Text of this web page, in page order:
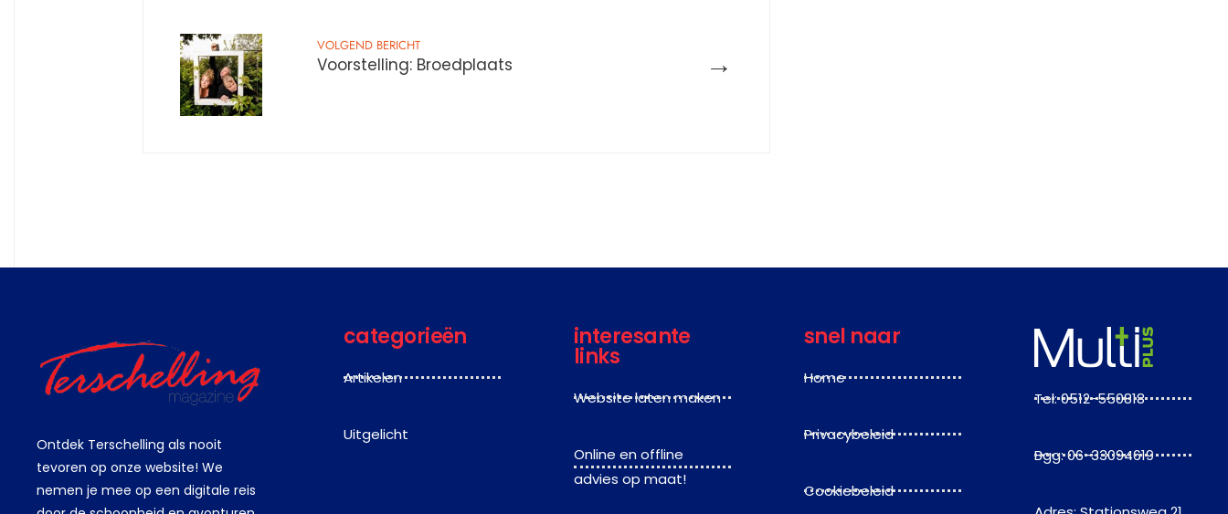
→
VOLGEND BERICHT
Voorstelling: Broedplaats
Ontdek Terschelling als nooit
tevoren op onze website! We
nemen je mee op een digitale reis
categorieën
Artikelen
Uitgelicht
interesante
links
Website laten maken
Online en offline
advies op maat!
snel naar
Home
Privacybeleid
Cookiebeleid
Tel: 0512-550818
Bgg: 06-33094619